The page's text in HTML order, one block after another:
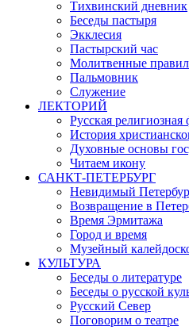
Тихвинский дневник
Беседы пастыря
Экклесия
Пастырский час
Молитвенные
Пальмовник
Служение
ЛЕКТОРИЙ
Русская
История
Духовные основы
Читаем икону
САНКТ-ПЕТЕРБУРГ
Невидимый
Возвращение в
Время Эрмитажа
Город и время
Музейный
КУЛЬТУРА
Беседы о литературе
Беседы о русской
Русский Север
Поговорим о театре